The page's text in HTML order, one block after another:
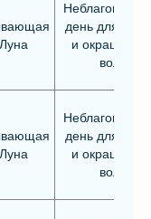
Луна
день для
и
волос
Луна
день для
и
волос